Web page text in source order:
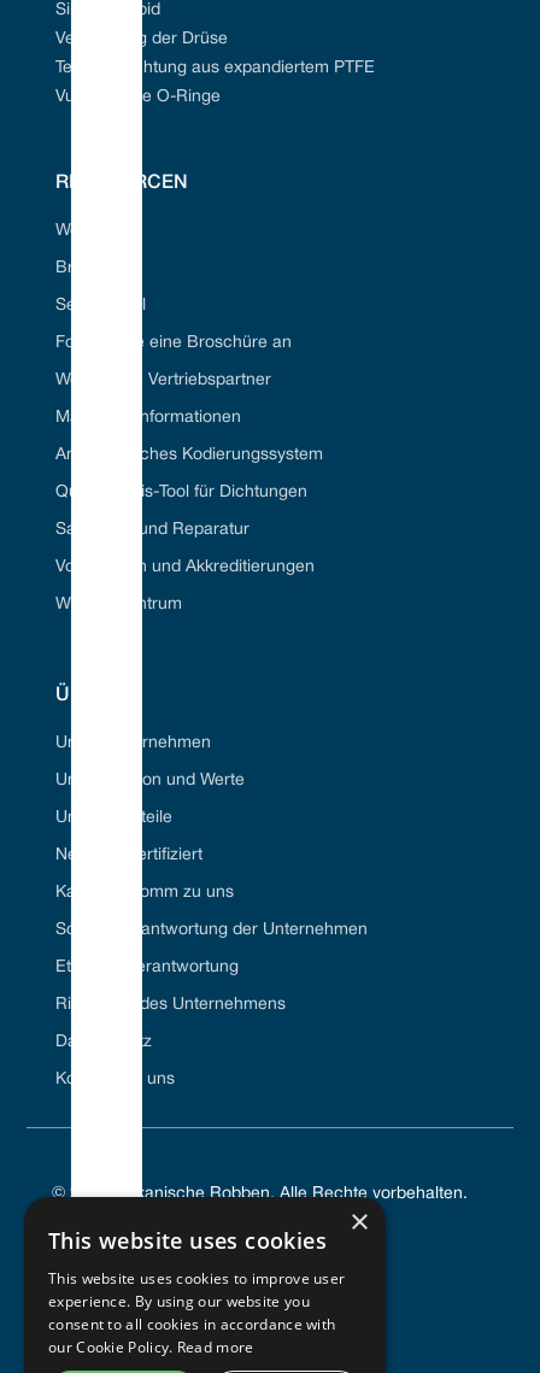
Siliziumkarbid
Verpackung der Drüse
Tefcan® Dichtung aus expandiertem PTFE
Vulkanisierte O-Ringe
RESSOURCEN
Webportal
Branchen
Seal ID Tool
Fordern Sie eine Broschüre an
Werden Sie Vertriebspartner
Materielle Informationen
Amerikanisches Kodierungssystem
Querverweis-Tool für Dichtungen
Sanierung und Reparatur
Vorschriften und Akkreditierungen
Wissenszentrum
ÜBER
Unser Unternehmen
Unsere Vision und Werte
Unsere Vorteile
Net Zero-zertifiziert
Karriere//Komm zu uns
Soziale Verantwortung der Unternehmen
Ethische Verantwortung
Richtlinien des Unternehmens
Datenschutz
Kontaktiere uns
© 2024 Vulkanische Robben. Alle Rechte vorbehalten.
DATENSCHUTZRICHTLINIE
NUTZUNGSBEDINGUNGEN
COOKIE-RICHTLINIE
×
This website uses cookies
This website uses cookies to improve user
experience. By using our website you
consent to all cookies in accordance with
our Cookie Policy. Read more